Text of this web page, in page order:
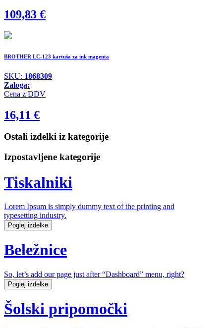
109,83 €
BROTHER LC-123 kartuša za ink magenta
SKU: 1868309
Zaloga:
Cena z DDV
16,11 €
Ostali izdelki iz kategorije
Izpostavljene kategorije
Tiskalniki
Lorem Ipsum is simply dummy text of the printing and
typesetting industry.
Poglej izdelke
Beležnice
So, let’s add our page just after “Dashboard” menu, right?
Poglej izdelke
Šolski pripomočki